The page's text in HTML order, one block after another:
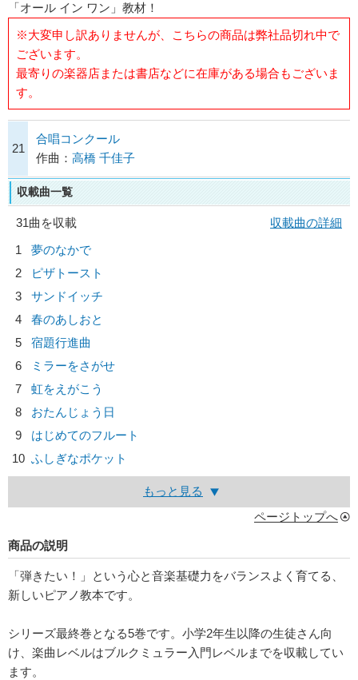
「オール イン ワン」教材！
※大変申し訳ありませんが、こちらの商品は弊社品切れ中で
ございます。
最寄りの楽器店または書店などに在庫がある場合もございま
す。
21
合唱コンクール
作曲： 高橋 千佳子
収載曲一覧
31曲を収載
収載曲の詳細
1
夢のなかで
2
ピザトースト
3
サンドイッチ
4
春のあしおと
5
宿題行進曲
6
ミラーをさがせ
7
虹をえがこう
8
おたんじょう日
9
はじめてのフルート
10 ふしぎなポケット
もっと見る
ページトップへ
商品の説明
「弾きたい！」という心と音楽基礎力をバランスよく育てる、
新しいピアノ教本です。
シリーズ最終巻となる5巻です。小学2年生以降の生徒さん向
け、楽曲レベルはブルクミュラー入門レベルまでを収載してい
ます。